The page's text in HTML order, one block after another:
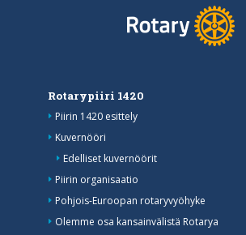
Rotarypiiri 1420
Piirin 1420 esittely
Kuvernööri
Edelliset kuvernöörit
Piirin organisaatio
Pohjois-Euroopan rotaryvyöhyke
Olemme osa kansainvälistä Rotarya